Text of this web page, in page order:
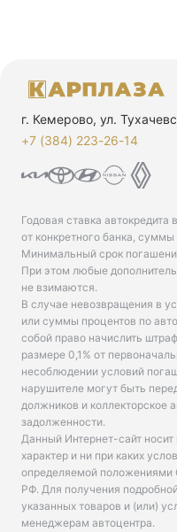
г. Кемерово, ул.
+7 (384) 223-26-14‬
Годовая ставка автокредита
от конкретного банка,
Минимальный срок
При этом любые
не взимаются.
В случае невозвращения в
или суммы процентов по
собой право начислить
размере 0,1% от
несоблюдении условий
нарушителе могут быть
должников и коллекторское
задолженности.
Данный Интернет-сайт
характер и ни при каких
определяемой положениями
РФ. Для получения
указанных товаров и (или)
менеджерам автоцентра.